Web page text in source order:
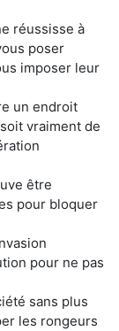
réussisse à
poser
imposer leur
un endroit
vraiment de
être
pour bloquer
pour ne pas
sans plus
les rongeurs